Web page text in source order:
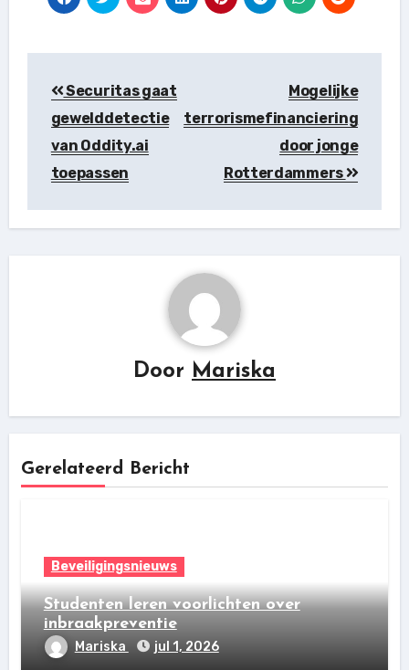
Securitas gaat
gewelddetectie
van Oddity.ai
toepassen
Mogelijke
terrorismefinanciering
door jonge
Rotterdammers
Door Mariska
Gerelateerd Bericht
Beveiligingsnieuws
Studenten leren voorlichten over
inbraakpreventie
Mariska jul 1, 2026